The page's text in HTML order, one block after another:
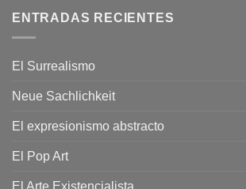
ENTRADAS RECIENTES
El Surrealismo
Neue Sachlichkeit
El expresionismo abstracto
El Pop Art
El Arte Existencialista